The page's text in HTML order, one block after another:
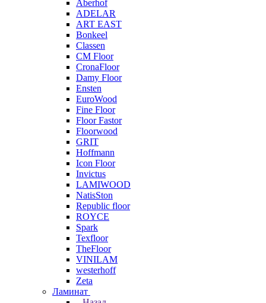
Aberhof
ADELAR
ART EAST
Bonkeel
Classen
CM Floor
CronaFloor
Damy Floor
Ensten
EuroWood
Fine Floor
Floor Fastor
Floorwood
GRIT
Hoffmann
Icon Floor
Invictus
LAMIWOOD
NatisSton
Republic floor
ROYCE
Spark
Texfloor
TheFloor
VINILAM
westerhoff
Zeta
Ламинат